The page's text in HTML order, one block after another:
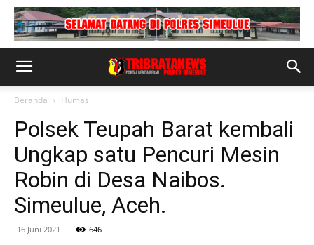
Beranda Humas
Polsek Teupah Barat kembali
Ungkap satu Pencuri Mesin
Robin di Desa Naibos.
Simeulue, Aceh.
16 Juni 2021 646